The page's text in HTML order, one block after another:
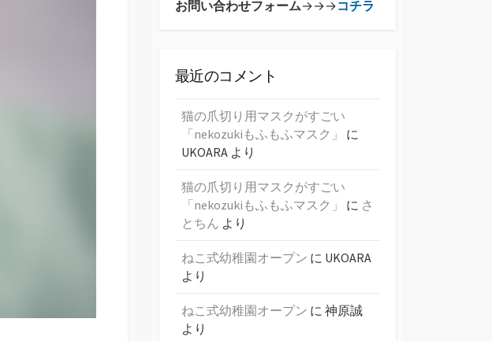
お問い合わせフォーム→→→コチラ
最近のコメント
猫の爪切り用マスクがすごい
「nekozukiもふもふマスク」
に
UKOARA より
猫の爪切り用マスクがすごい
「nekozukiもふもふマスク」
に さ
とちん より
ねこ式幼稚園オープン に UKOARA
より
ねこ式幼稚園オープン に 神原誠
より